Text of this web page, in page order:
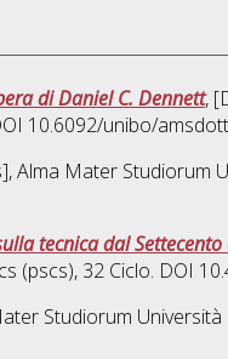
di Daniel C. Dennett,
10.6092/unibo/
Alma Mater Studiorum
tecnica dal Settecento
(pscs), 32 Ciclo. DOI
Studiorum